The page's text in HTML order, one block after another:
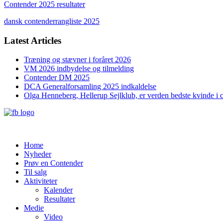
Contender 2025 resultater
dansk contenderrangliste 2025
Latest Articles
Træning og stævner i foråret 2026
VM 2026 indbydelse og tilmelding
Contender DM 2025
DCA Generalforsamling 2025 indkaldelse
Olga Henneberg, Hellerup Sejlklub, er verden bedste kvinde i
Home
Nyheder
Prøv en Contender
Til salg
Aktiviteter
Kalender
Resultater
Medie
Video